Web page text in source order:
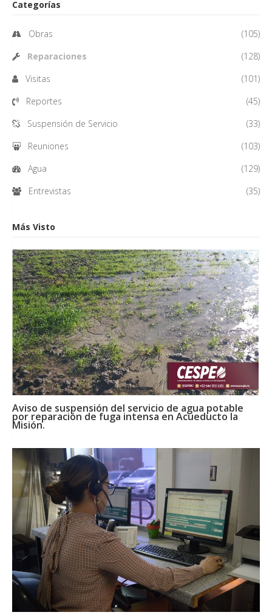
Categorías
Obras
(105)
Reparaciones
(128)
Visitas
(101)
Reportes
(45)
Suspensión de Servicio
(33)
Reuniones
(103)
Agua
(129)
Entrevistas
(35)
Más Visto
Aviso de suspensión del servicio de agua potable
por reparación de fuga intensa en Acueducto la
Misión.